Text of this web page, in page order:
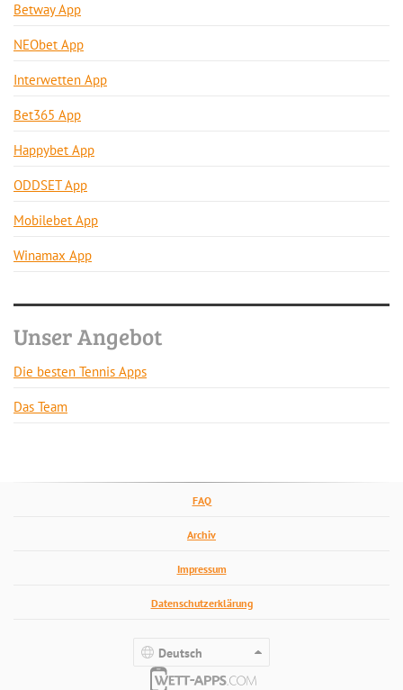
Betway App
NEObet App
Interwetten App
Bet365 App
Happybet App
ODDSET App
Mobilebet App
Winamax App
Unser Angebot
Die besten Tennis Apps
Das Team
FAQ
Archiv
Impressum
Datenschutzerklärung
Deutsch